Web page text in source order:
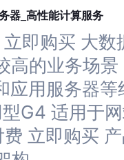
器 _高性能计算服务
即购买 大
高的业务场
应用服务器等
G4 适用于
立即购买